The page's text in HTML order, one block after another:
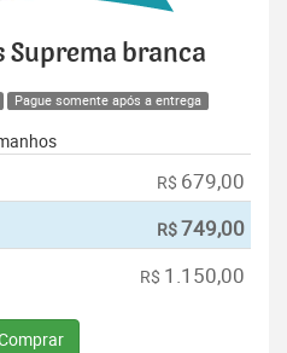
Suprema branca
Pague somente após a entrega
R$ 679,00
R$749,00
R$ 1.150,00